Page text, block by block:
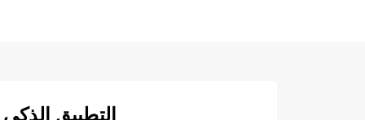
التطبيق الذكي